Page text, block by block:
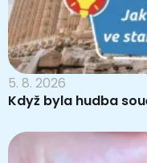
5. 8. 2026
Když byla hudba